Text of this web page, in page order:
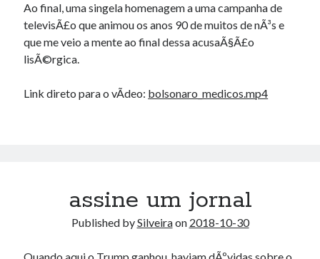
Ao final, uma singela homenagem a uma campanha de
televisÃ£o que animou os anos 90 de muitos de nÃ³s e
que me veio a mente ao final dessa acusaÃ§Ã£o
lisÃ©rgica.
Link direto para o vÃ­deo: bolsonaro_medicos.mp4
assine um jornal
Published bySilveiraon 2018-10-30